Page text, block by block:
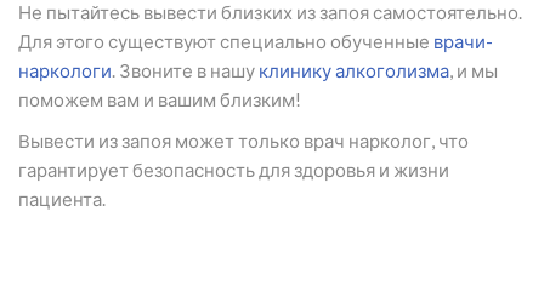
Не пытайтесь вывести близких из запоя самостоятельно.
Для этого существуют специально обученные врачи-
наркологи. Звоните в нашу клинику алкоголизма, и мы
поможем вам и вашим близким!
Вывести из запоя может только врач нарколог, что
гарантирует безопасность для здоровья и жизни
пациента.